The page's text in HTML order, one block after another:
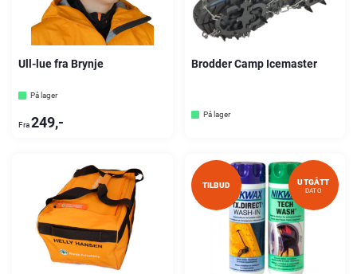
Ull-lue fra Brynje
På lager
Fra249,-
Brodder Camp Icemaster
På lager
UTGÅTT
DATO
TILBUD